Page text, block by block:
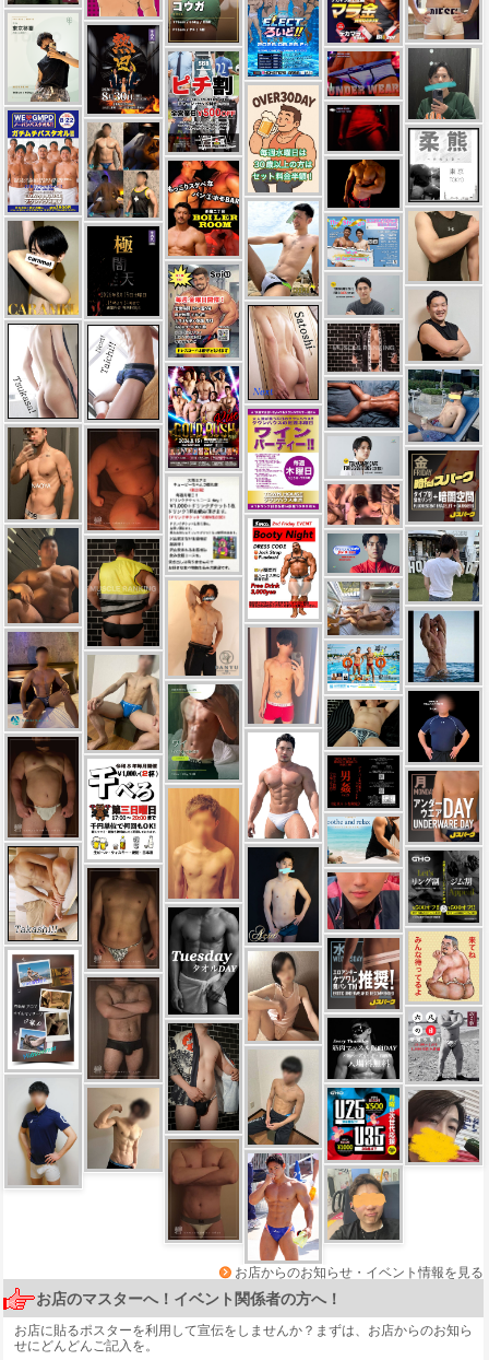
お店からのお知らせ・イベント情報を見る
お店のマスターへ！イベント関係者の方へ！
お店に貼るポスターを利用して宣伝をしませんか？まずは、 お店からのお知ら
せにどんどんご記入を。